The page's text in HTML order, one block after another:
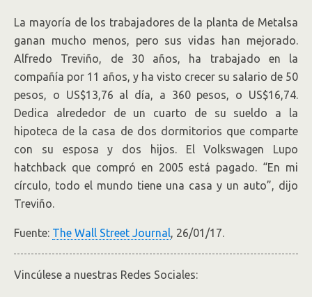
La mayoría de los trabajadores de la planta de Metalsa
ganan mucho menos, pero sus vidas han mejorado.
Alfredo Treviño, de 30 años, ha trabajado en la
compañía por 11 años, y ha visto crecer su salario de 50
pesos, o US$13,76 al día, a 360 pesos, o US$16,74.
Dedica alrededor de un cuarto de su sueldo a la
hipoteca de la casa de dos dormitorios que comparte
con su esposa y dos hijos. El Volkswagen Lupo
hatchback que compró en 2005 está pagado. “En mi
círculo, todo el mundo tiene una casa y un auto”, dijo
Treviño.
Fuente: The Wall Street Journal, 26/01/17.
Vincúlese a nuestras Redes Sociales: